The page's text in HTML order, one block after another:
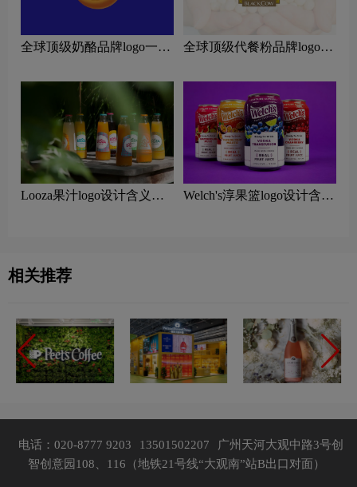
全球顶级奶酪品牌logo一
全球顶级代餐粉品牌logo一
Looza果汁logo设计含义及
Welch's淳果篮logo设计含义
相关推荐
电话：020-8777 9203 13501502207
广州天河大观中路3号创
智创意园108、116（地铁21号线“大观南”站B出口对面）